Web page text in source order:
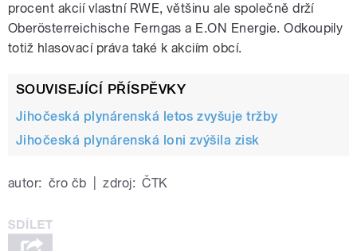
procent akcií vlastní RWE, většinu ale společně drží
Oberösterreichische Ferngas a E.ON Energie. Odkoupily
totiž hlasovací práva také k akciím obcí.
SOUVISEJÍCÍ PŘÍSPĚVKY
Jihočeská plynárenská letos zvyšuje tržby
Jihočeská plynárenská loni zvýšila zisk
autor: čro čb zdroj: ČTK